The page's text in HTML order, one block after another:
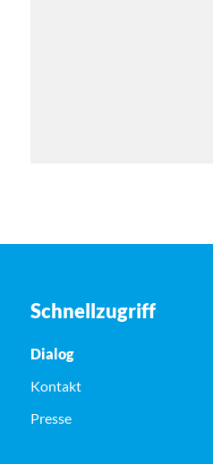
Schnellzugriff
Dialog
Kontakt
Presse